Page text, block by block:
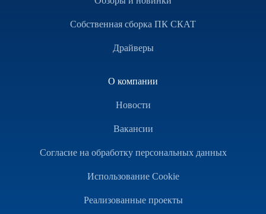
Собственная сборка ПК СКАТ
Драйверы
О компании
Новости
Вакансии
Согласие на обработку персональных данных
Использование Cookie
Реализованные проекты